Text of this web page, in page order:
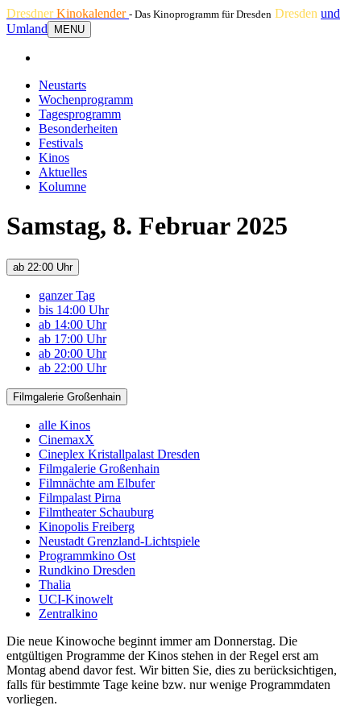
DresdnerKinokalender - Das Kinoprogramm für Dresden Dresden und
Umland
MENU
Neustarts
Wochenprogramm
Tagesprogramm
Besonderheiten
Festivals
Kinos
Aktuelles
Kolumne
Samstag, 8. Februar 2025
ab 22:00 Uhr
ganzer Tag
bis 14:00 Uhr
ab 14:00 Uhr
ab 17:00 Uhr
ab 20:00 Uhr
ab 22:00 Uhr
Filmgalerie Großenhain
alle Kinos
CinemaxX
Cineplex Kristallpalast Dresden
Filmgalerie Großenhain
Filmnächte am Elbufer
Filmpalast Pirna
Filmtheater Schauburg
Kinopolis Freiberg
Neustadt Grenzland-Lichtspiele
Programmkino Ost
Rundkino Dresden
Thalia
UCI-Kinowelt
Zentralkino
Die neue Kinowoche beginnt immer am Donnerstag. Die
entgültigen Programme der Kinos stehen in der Regel erst am
Montag abend davor fest. Wir bitten Sie, dies zu berücksichtigen,
falls für bestimmte Tage keine bzw. nur wenige Programmdaten
vorliegen.